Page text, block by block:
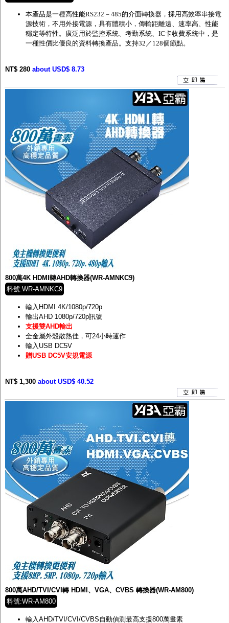
本產品是一種高性能RS232 － 485的介面轉換器，採用高效率串接電
源技術，不用外接電源，具有體積小，傳輸距離遠、速率高、性能
穩定等特性。廣泛用於監控系統、考勤系統、 IC卡收費系統中，是
一種性價比優良的資料轉換產品。支持32 ／ 128個節點。
NT$ 280 about USD$ 8.73
800萬4K HDMI轉AHD轉換器(WR-AMNKC9)
料號:WR-AMNKC9
輸入HDMI 4K/1080p/720p
輸出AHD 1080p/720p訊號
支援雙AHD輸出
全金屬外殼散熱佳，可24小時運作
輸入USB DC5V
贈USB DC5V安規電源
NT$ 1,300 about USD$ 40.52
800萬AHD/TVI/CVI轉 HDMI、VGA、CVBS 轉換器(WR-AM800)
料號:WR-AM800
輸入AHD/TVI/CVI/CVBS自動偵測最高支援800萬畫素